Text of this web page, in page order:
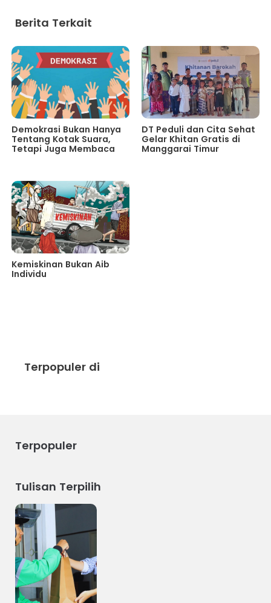
Berita Terkait
Demokrasi Bukan Hanya
Tentang Kotak Suara,
Tetapi Juga Membaca
DT Peduli dan Cita Sehat
Gelar Khitan Gratis di
Manggarai Timur
Kemiskinan Bukan Aib
Individu
Terpopuler di
Terpopuler
Tulisan Terpilih